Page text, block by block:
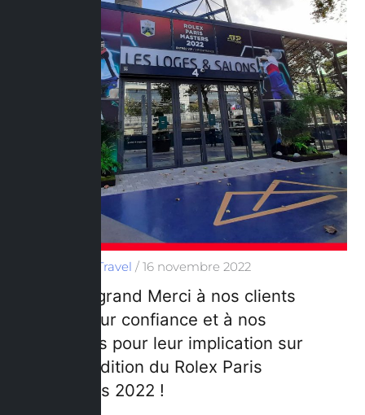
Hospitality & Travel /16 novembre 2022
Un grand Merci à nos clients
pour leur confiance et à nos
équipes pour leur implication sur
cette édition du Rolex Paris
Masters 2022 !